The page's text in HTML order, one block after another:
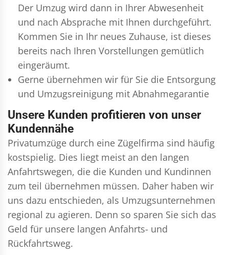
Der Umzug wird dann in Ihrer Abwesenheit
und nach Absprache mit Ihnen durchgeführt.
Kommen Sie in Ihr neues Zuhause, ist dieses
bereits nach Ihren Vorstellungen gemütlich
eingeräumt.
Gerne übernehmen wir für Sie die Entsorgung
und Umzugsreinigung mit Abnahmegarantie
Unsere Kunden profitieren von unser
Kundennähe
Privatumzüge durch eine Zügelfirma sind häufig
kostspielig. Dies liegt meist an den langen
Anfahrtswegen, die die Kunden und Kundinnen
zum teil übernehmen müssen. Daher haben wir
uns dazu entschieden, als Umzugsunternehmen
regional zu agieren. Denn so sparen Sie sich das
Geld für unsere langen Anfahrts- und
Rückfahrtsweg.